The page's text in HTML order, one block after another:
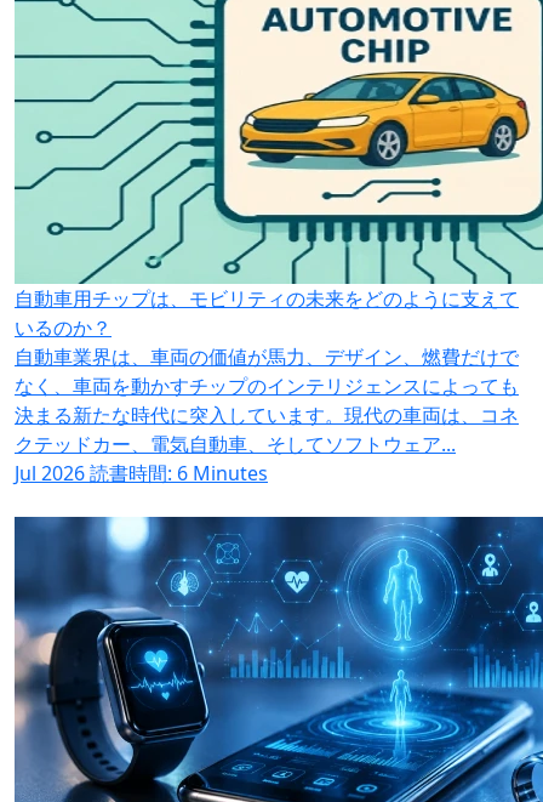
自動車用チップは、モビリティの未来をどのように支えて
いるのか？
自動車業界は、車両の価値が馬力、デザイン、燃費だけで
なく、車両を動かすチップのインテリジェンスによっても
決まる新たな時代に突入しています。現代の車両は、コネ
クテッドカー、電気自動車、そしてソフトウェア...
Jul 2026読書時間: 6 Minutes